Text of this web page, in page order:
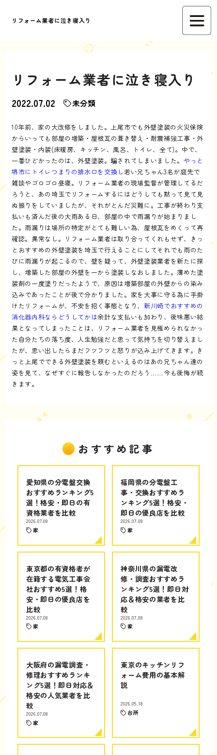
リフォーム業者に泣き寝入り
リフォーム業者に泣き寝入り
2022.07.02 未分類
10年前、家の大改修をしました。上尾市でも外壁塗装の火災保険
からいっても部屋の増築・屋根瓦の葺き替え・耐震補強工事・外
壁塗装・内装(床暖房、キッチン、風呂、トイレ、全て)。中で、
一番ひどかったのは、外壁塗装。騙されてしまいました。やっと
堺市にトイレつまりの排水口を交換し若い兄ちゃん3名が庭先で
雑談やゴロゴロ昼寝。リフォーム業者の現場監督が管理してるだ
ろうと、あの埼玉でリフォームするにはどうしても黙って見て見
ぬ振りをしていましたが、それがとんだ災難に。工事が終わり支
払いも済んだ後の大雨ある日、部屋の中で雨漏りが始まりまし
た。雨漏りは場所の特定がとても難しい為、屋根瓦をめくって再
確認。異常なし。リフォーム業者は取り合ってくれもせず、きっ
とおすすめの外壁塗装を埼玉で行えることにしてそれでも雨のた
びに雨漏りが起こるので、壁を疑って、外壁塗装業者を新たに探
し、増築した部屋の外壁を一から塗装しなおしました。薄めた塗
装剤の一度塗りだったようで、原因は増築部屋の外壁からの染み
込みであったことが後で分かりました。家を大事に守る為に手掛
けたリフォームが、不安を招く事態となり、新川崎でおすすめの
消化器内科ならどうしてかは余計な支払いも加わり、後味悪い結
果となってしまったことは、リフォーム業者を見極められなかっ
た自分たちの落ち度、人生勉強だと思って気持ちを切り替えまし
たが、思い出したらまだフツフツと怒りが込み上げてきます。き
っと上尾でできる外壁塗装を頼むといえるのはあの兄ちゃん達の
姿を見て、なぜすぐに報告しなかったのだろう……今も後悔が続
きます。
おすすめ記事
愛知県の分電盤交換
おすすめランキング5
選！格安・即日の有
資格業者を比較
2026.07.08
家
福岡県の分電盤工
事・交換おすすめラ
ンキング5選！格安・
即日の優良店を比較
2026.07.08
家
東京都の有資格者が
在籍する電気工事会
社おすすめ5選！格
安・即日の優良店を
比較
2026.07.08
家
神奈川県の漏電改
修・調査おすすめラ
ンキング5選！即日対
応＆格安の業者を比
較
2026.07.08
家
大阪府の漏電調査・
修理おすすめランキ
ング5選！即日対応＆
格安の人気業者を比
較
2026.07.08
家
東京のキッチンリフ
ォーム費用の基本解
説
2026.05.18
台所